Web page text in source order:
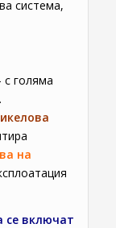
система,
голяма
на
се включат